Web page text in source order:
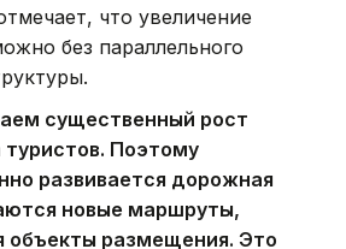
что увеличение
без параллельного
существенный рост
туристов. Поэтому
развивается дорожная
новые маршруты,
объекты размещения. Это